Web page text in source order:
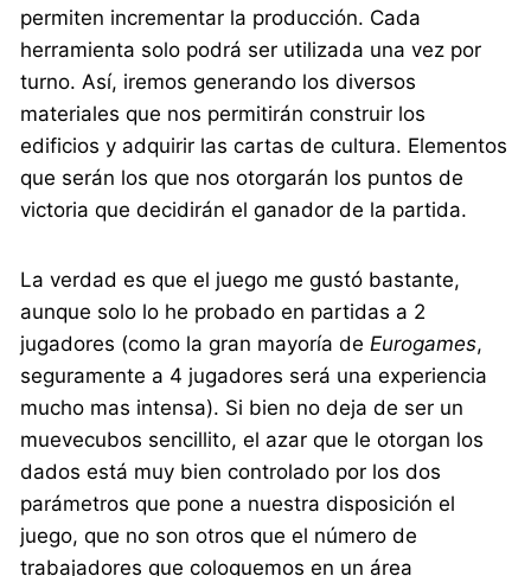
permiten incrementar la producción. Cada
herramienta solo podrá ser utilizada una vez por
turno. Así, iremos generando los diversos
materiales que nos permitirán construir los
edificios y adquirir las cartas de cultura. Elementos
que serán los que nos otorgarán los puntos de
victoria que decidirán el ganador de la partida.
La verdad es que el juego me gustó bastante,
aunque solo lo he probado en partidas a 2
jugadores (como la gran mayoría deEurogames,
seguramente a 4 jugadores será una experiencia
mucho mas intensa). Si bien no deja de ser un
muevecubos sencillito, el azar que le otorgan los
dados está muy bien controlado por los dos
parámetros que pone a nuestra disposición el
juego, que no son otros que el número de
trabajadores que coloquemos en un área